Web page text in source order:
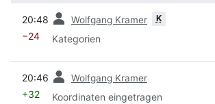
20:48 Wolfgang Kramer K
−24 Kategorien
20:46 Wolfgang Kramer
+32 Koordinaten eingetragen